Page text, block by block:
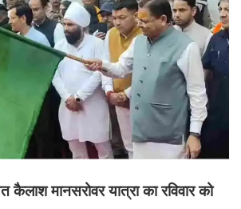
कैलाश मानसरोवर यात्रा का रविवार को